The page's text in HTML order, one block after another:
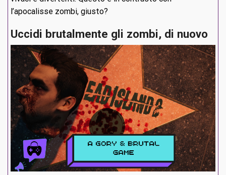
l’apocalisse zombi, giusto?
Uccidi brutalmente gli zombi, di nuovo